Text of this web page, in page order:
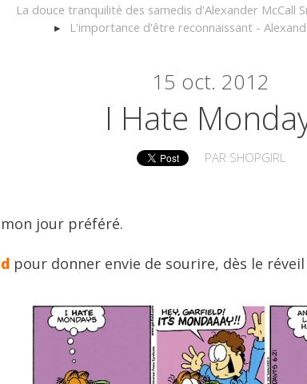
La douce tranquilité des samedis d'Alexander McCall
L'importance d'être reconnaissant -
15 oct. 2012
I Hate
PAR SHOPGIRL
jour préféré.
pour donner envie de sourire, dès le